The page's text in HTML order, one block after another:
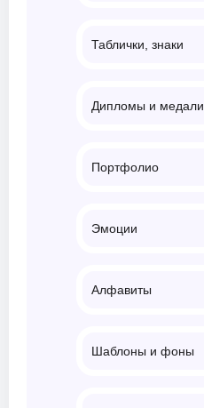
Таблички, знаки
Дипломы и медали
Портфолио
Эмоции
Алфавиты
Шаблоны и фоны